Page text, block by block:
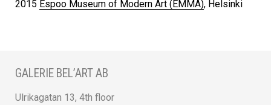
2015 Espoo Museum of Modern Art (EMMA), Helsinki
GALERIE BEL’ART AB
Ulrikagatan 13, 4th floor